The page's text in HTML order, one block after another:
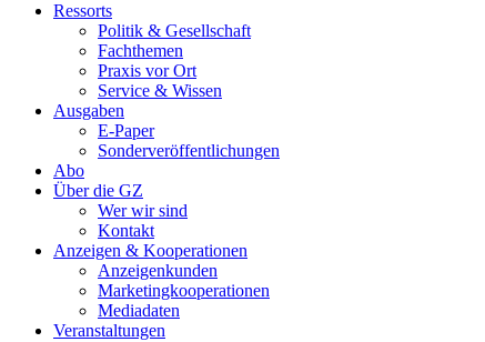
Ressorts
Politik & Gesellschaft
Fachthemen
Praxis vor Ort
Service & Wissen
Ausgaben
E-Paper
Sonderveröffentlichungen
Abo
Über die GZ
Wer wir sind
Kontakt
Anzeigen & Kooperationen
Anzeigenkunden
Marketingkooperationen
Mediadaten
Veranstaltungen